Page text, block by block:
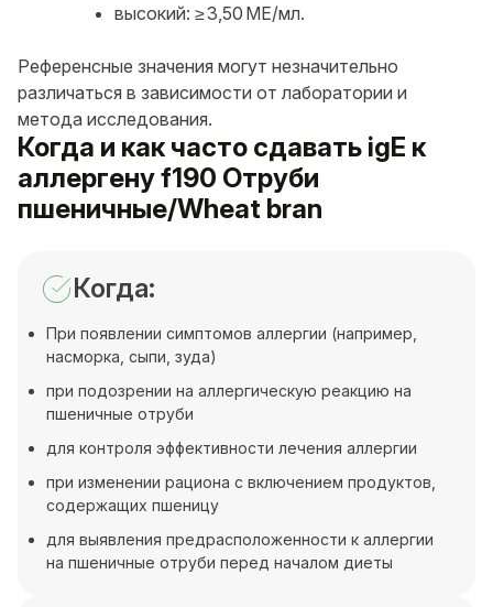
высокий: ≥ 3,50 МЕ/мл.
Референсные значения могут незначительно
различаться в зависимости от лаборатории и
метода исследования.
Когда и как часто сдавать igE к
аллергену f190 Отруби
пшеничные/Wheat bran
Когда:
При появлении симптомов аллергии (например,
насморка, сыпи, зуда)
при подозрении на аллергическую реакцию на
пшеничные отруби
для контроля эффективности лечения аллергии
при изменении рациона с включением продуктов,
содержащих пшеницу
для выявления предрасположенности к аллергии
на пшеничные отруби перед началом диеты